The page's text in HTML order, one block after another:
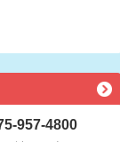
957-4800